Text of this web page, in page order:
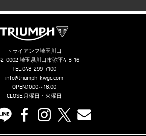
トライアンフ埼玉川口
0002 埼玉県川口市弥平4-3-16
TEL.048-299-7100
info@triumph-kwgc.com
OPEN.10:00～18:00
CLOSE.月曜日・火曜日
OFFICIAL SITE
LINE FacebookInstagram